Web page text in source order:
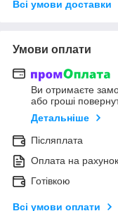
Всі умови доставки
Умови оплати
Ви отримаєте
або гроші
Детальніше
Післяплата
Оплата на рахунок
Готівкою
Всі умови оплати